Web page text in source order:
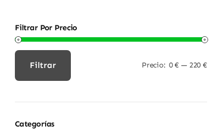
Filtrar Por Precio
Filtrar Precio: 0 € — 220 €
Categorías